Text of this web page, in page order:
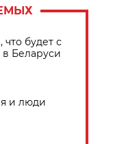
что будет с
Беларуси
и люди